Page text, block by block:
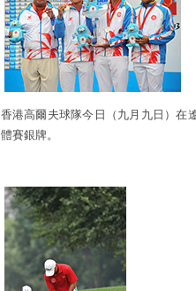
香港高爾夫球隊今日（九月九日）在
體賽銀牌。